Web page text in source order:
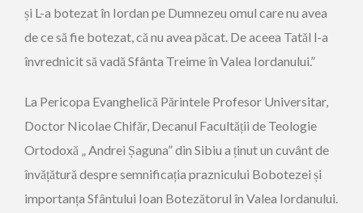
și L-a botezat în Iordan pe Dumnezeu omul care nu avea
de ce să fie botezat, că nu avea păcat. De aceea Tatăl l-a
învrednicit să vadă Sfânta Treime în Valea Iordanului.”
La Pericopa Evanghelică Părintele Profesor Universitar,
Doctor Nicolae Chifăr, Decanul Facultății de Teologie
Ortodoxă „ Andrei Șaguna” din Sibiu a ținut un cuvânt de
învățătură despre semnificația praznicului Bobotezei și
importanța Sfântului Ioan Botezătorul în Valea Iordanului.